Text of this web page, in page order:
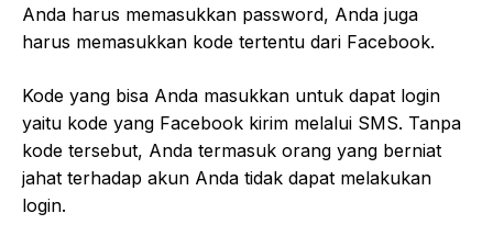
Anda harus memasukkan password, Anda juga
harus memasukkan kode tertentu dari Facebook.
Kode yang bisa Anda masukkan untuk dapat login
yaitu kode yang Facebook kirim melalui SMS. Tanpa
kode tersebut, Anda termasuk orang yang berniat
jahat terhadap akun Anda tidak dapat melakukan
login.